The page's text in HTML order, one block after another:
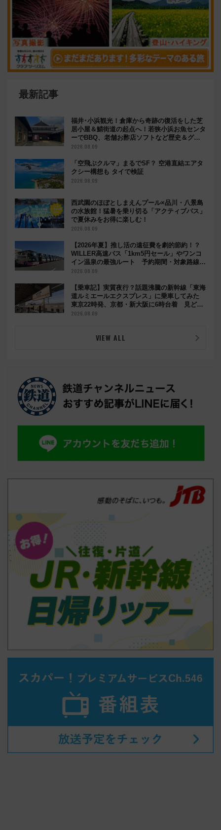
最新記事
福井･小浜観光！倉庫から奇跡の復活をした芝
居小屋＆鯖街道の起点へ！若狭小浜お魚センタ
ーでBBQ、老舗お酢店ソフトなど歴史＆グル
メ散歩
2026.08.09
「空飛ぶクルマ」まるでSF？ 空港直結エアタ
クシー構想も タイで検証
2026.08.09
西武園のほぼとしまえんプール×品川・八景島
の水族館！猛暑を乗り切る「アクティブパス」
で夏休みをお得に楽しむ！
2026.08.09
【2026年夏】推し活の遠征費を劇的節約！？
WILLER高速バス「1km5円セール」やワンコ
イン温泉の最強ルート 予約期間・対象路線ま
とめ
2026.08.09
【乗車記】実質夜行？話題沸騰の新幹線「東海
道ルミエールエクスプレス」に乗車してみた
東京22時発、京都・新大阪に6時台着 見どこ
ろは岐阜羽島の素晴らし過ぎる朝
2026.08.09
VIEW ALL